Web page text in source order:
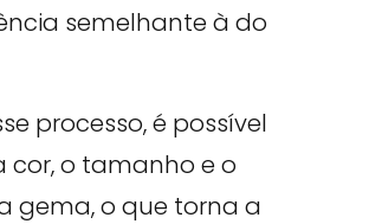
semelhante à do
processo, é possível
cor, o tamanho e o
gema, o que torna a